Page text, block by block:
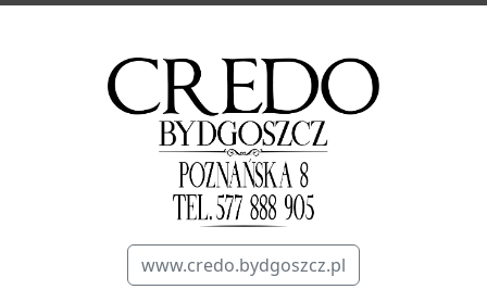
www.credo.bydgoszcz.pl